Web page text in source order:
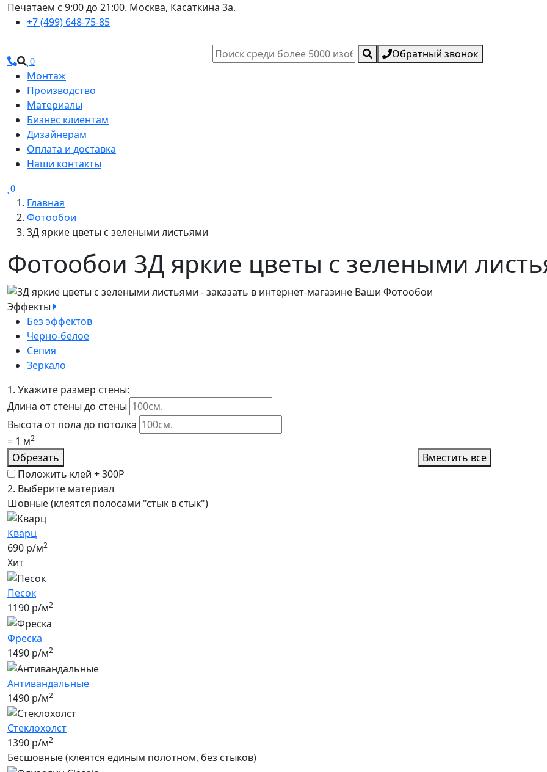
Печатаем с 9:00 до 21:00. Москва, Касаткина 3а.
+7 (499) 648-75-85
0
Обратный звонок
Монтаж
Производство
Материалы
Бизнес клиентам
Дизайнерам
Оплата и доставка
Наши контакты
0
Главная
Фотообои
3Д яркие цветы с зелеными листьями
Фотообои 3Д яркие цветы с зелеными
Эффекты
Без эффектов
Черно-белое
Сепия
Зеркало
1. Укажите размер стены:
Длина от стены до стены
Высота от пола до потолка
= 1 м2
Обрезать
Вместить все
Положить клей +300Р
2. Выберите материал
Шовные (клеятся полосами "стык в стык")
Кварц
690 р/м2
Хит
Песок
1190 р/м2
Фреска
1490 р/м2
Антивандальные
1490 р/м2
Стеклохолст
1390 р/м2
Бесшовные (клеятся единым полотном, без стыков)